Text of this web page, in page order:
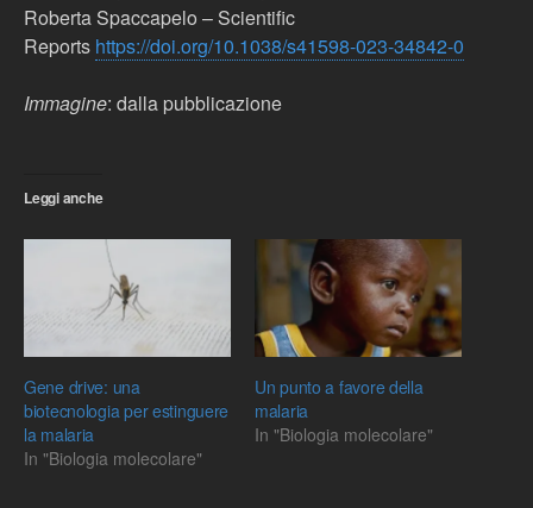
Roberta Spaccapelo – Scientific
Reports https://doi.org/10.1038/s41598-023-34842-0
Immagine: dalla pubblicazione
Leggi anche
Gene drive: una
biotecnologia per estinguere
la malaria
In "Biologia molecolare"
Un punto a favore della
malaria
In "Biologia molecolare"